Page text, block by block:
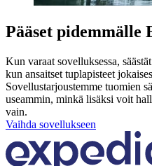
Pääset pidemmälle
Kun varaat sovelluksessa,
kun ansaitset tuplapisteet
Sovellustarjoustemme tuomien
useammin, minkä lisäksi voit
vain.
Vaihda sovellukseen